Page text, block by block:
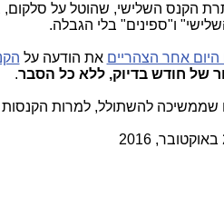
הקנס השלישי, שהוטל על
ו"ספינים" בלי הגבלה.
אחר הצהריים את הודעה על
של חודש בדיוק, ללא כל הסבר.